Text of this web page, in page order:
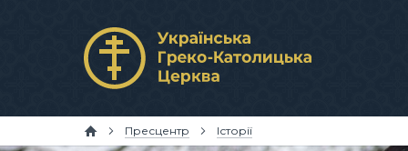
Пресцентр Історії